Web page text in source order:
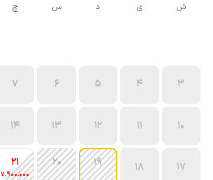
ش ی د س چ
3
4
5
6
7
10
11
12
13
14
17
18
19
20
21
7٬900٬000